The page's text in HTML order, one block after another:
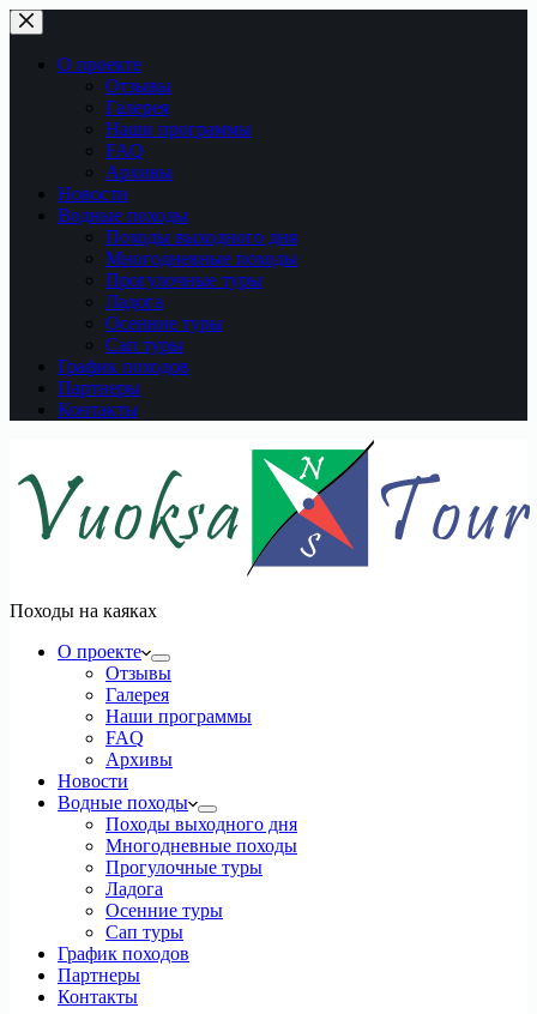
Перейти
к
сути
О проекте
Отзывы
Галерея
Наши программы
FAQ
Архивы
Новости
Водные походы
Походы выходного дня
Многодневные походы
Прогулочные туры
Ладога
Осенние туры
Сап туры
График походов
Партнеры
Контакты
Походы на каяках
О проекте
Отзывы
Галерея
Наши программы
FAQ
Архивы
Новости
Водные походы
Походы выходного дня
Многодневные походы
Прогулочные туры
Ладога
Осенние туры
Сап туры
График походов
Партнеры
Контакты